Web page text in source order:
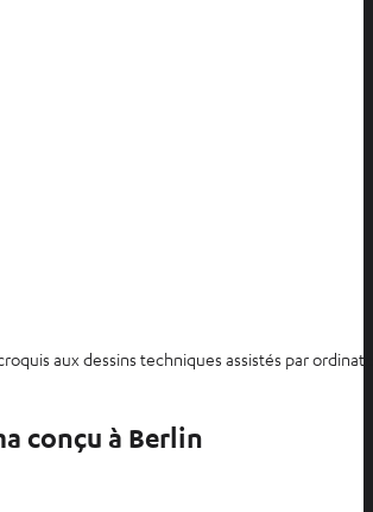
aux dessins techniques assistés par
conçu à Berlin